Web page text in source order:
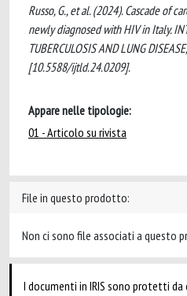
Russo, G., et al. (2024). Cascade of
newly diagnosed with HIV in Italy.
TUBERCULOSIS AND LUNG
[10.5588/ijtld.24.0209].
Appare nelle tipologie:
01 - Articolo su rivista
File in questo prodotto:
Non ci sono file associati a questo
I documenti in IRIS sono protetti